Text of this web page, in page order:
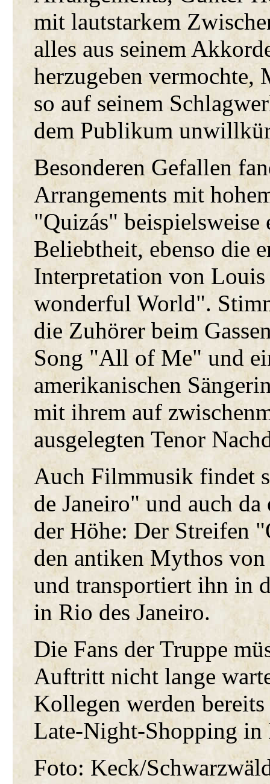
mit lautstarkem
alles aus seinem
herzugeben vermochte,
so auf seinem
dem Publikum
Besonderen Gefallen
Arrangements mit
"Quizás" beispielsweise
Beliebtheit, ebenso die
Interpretation von
wonderful World".
die Zuhörer beim
Song "All of Me" und
amerikanischen
mit ihrem auf
ausgelegten Tenor
Auch Filmmusik findet
de Janeiro" und auch
der Höhe: Der Streifen
den antiken Mythos
und transportiert ihn in
in Rio des Janeiro.
Die Fans der Truppe
Auftritt nicht lange
Kollegen werden
Late-Night-Shopping in
Foto: Keck/